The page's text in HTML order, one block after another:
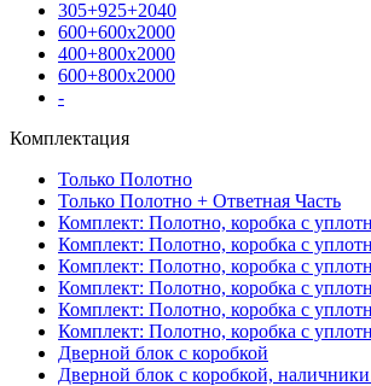
305+925+2040
600+600х2000
400+800х2000
600+800х2000
-
Комплектация
Только Полотно
Только Полотно + Ответная Часть
Комплект: Полотно, коробка с
Комплект: Полотно, коробка с
Комплект: Полотно, коробка с
Комплект: Полотно, коробка с
Комплект: Полотно, коробка с
Комплект: Полотно, коробка с
Дверной блок с коробкой
Дверной блок с коробкой,